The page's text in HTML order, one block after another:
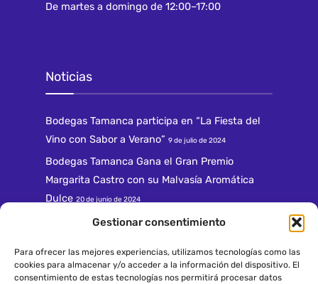
Gestionar consentimiento
Para ofrecer las mejores experiencias, utilizamos tecnologías como las
cookies para almacenar y/o acceder a la información del dispositivo. El
consentimiento de estas tecnologías nos permitirá procesar datos
De martes a domingo de 12:00–17:00
Noticias
Bodegas Tamanca participa en “La Fiesta del
Vino con Sabor a Verano” 9 de julio de 2024
Bodegas Tamanca Gana el Gran Premio
Margarita Castro con su Malvasía Aromática
Dulce 20 de junio de 2024